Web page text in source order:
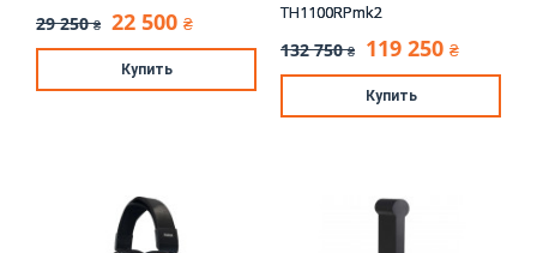
29 250 ₴ 22 500 ₴
Купить
TH1100RPmk2
132 750 ₴ 119 250 ₴
Купить